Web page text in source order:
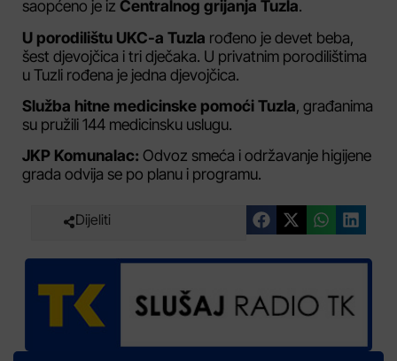
saopćeno je iz Centralnog grijanja Tuzla.
U porodilištu UKC-a Tuzla rođeno je devet beba,
šest djevojčica i tri dječaka. U privatnim porodilištima
u Tuzli rođena je jedna djevojčica.
Služba hitne medicinske pomoći Tuzla, građanima
su pružili 144 medicinsku uslugu.
JKP Komunalac: Odvoz smeća i održavanje higijene
grada odvija se po planu i programu.
Dijeliti